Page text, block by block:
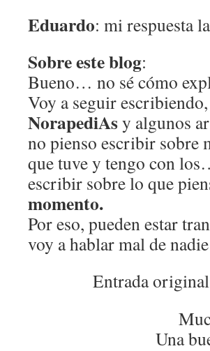
Eduardo: mi respuesta
Sobre este blog:
Bueno… no sé cómo
Voy a seguir
NorapediAsy algunos
no pienso escribir sobre
que tuve y tengo con
escribir sobre lo que
momento.
Por eso, pueden estar
voy a hablar mal de nadie
Entrada
Una